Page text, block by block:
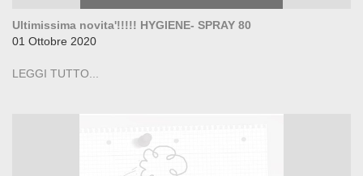
Ultimissima novita'!!!!! HYGIENE- SPRAY 80
01 Ottobre 2020
LEGGI TUTTO...